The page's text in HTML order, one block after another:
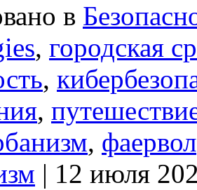
в
, городская
,
,
, фаервол
| 12 июля